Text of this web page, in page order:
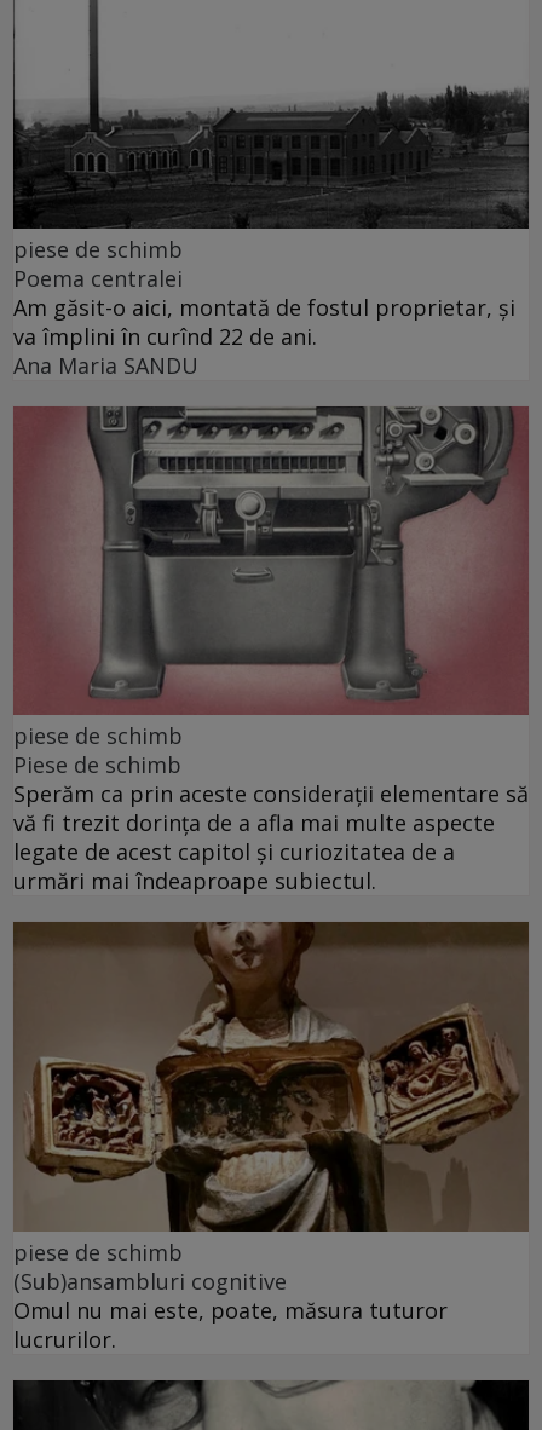
piese de schimb
Poema centralei
Am găsit-o aici, montată de fostul proprietar, și
va împlini în curînd 22 de ani.
Ana Maria SANDU
piese de schimb
Piese de schimb
Sperăm ca prin aceste considerații elementare să
vă fi trezit dorința de a afla mai multe aspecte
legate de acest capitol și curiozitatea de a
urmări mai îndeaproape subiectul.
piese de schimb
(Sub)ansambluri cognitive
Omul nu mai este, poate, măsura tuturor
lucrurilor.